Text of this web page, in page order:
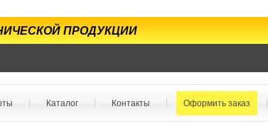
ПРОДУКЦИИ
Каталог Контакты Оформить заказ